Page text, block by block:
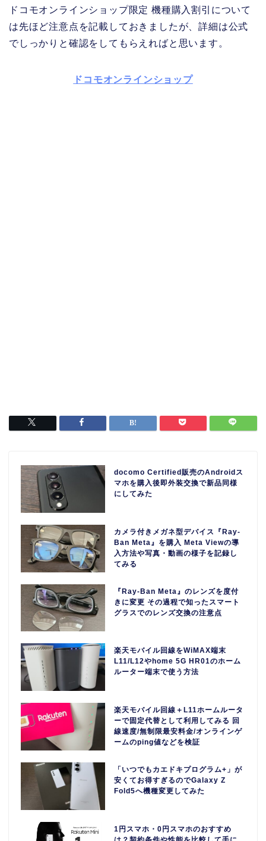
ドコモオンラインショップ限定 機種購入割引について
は先ほど注意点を記載しておきましたが、詳細は公式
でしっかりと確認をしてもらえればと思います。
ドコモオンラインショップ
docomo Certified販売のAndroidス
マホを購入後即外装交換で新品同様
にしてみた
カメラ付きメガネ型デバイス『Ray-
Ban Meta』を購入 Meta Viewの導
入方法や写真・動画の様子を記録し
てみる
『Ray-Ban Meta』のレンズを度付
きに変更 その過程で知ったスマート
グラスでのレンズ交換の注意点
楽天モバイル回線をWiMAX端末
L11/L12やhome 5G HR01のホーム
ルーター端末で使う方法
楽天モバイル回線＋L11ホームルータ
ーで固定代替として利用してみる 回
線速度/無制限最安料金/オンラインゲ
ームのping値などを検証
「いつでもカエドキプログラム+」が
安くてお得すぎるのでGalaxy Z
Fold5へ機種変更してみた
1円スマホ・0円スマホのおすすめ